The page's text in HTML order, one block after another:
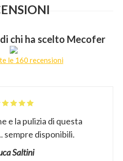
chi ha scelto Mecofer
le 160 recensioni
e la pulizia di questa
sempre disponibili.
Saltini